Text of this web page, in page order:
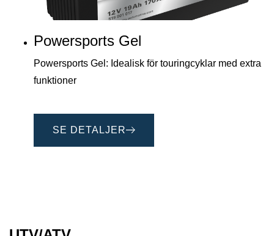
Powersports Gel
Powersports Gel: Idealisk för touringcyklar med extra
funktioner
SE DETALJER